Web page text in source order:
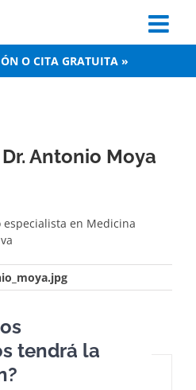
O CITA GRATUITA »
Dr. Antonio Moya
especialista en Medicina
tendrá la